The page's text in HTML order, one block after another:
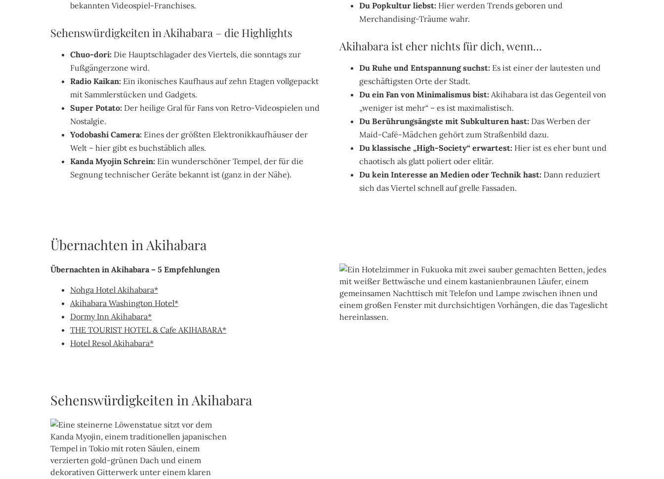
bekannten Videospiel-Franchises.
Sehenswürdigkeiten in Akihabara – die Highlights
Chuo-dori: Die Hauptschlagader des Viertels, die sonntags zur
Fußgängerzone wird.
Radio Kaikan: Ein ikonisches Kaufhaus auf zehn Etagen vollgepackt
mit Sammlerstücken und Gadgets.
Super Potato: Der heilige Gral für Fans von Retro-Videospielen und
Nostalgie.
Yodobashi Camera: Eines der größten Elektronikkaufhäuser der
Welt – hier gibt es buchstäblich alles.
Kanda Myojin Schrein: Ein wunderschöner Tempel, der für die
Segnung technischer Geräte bekannt ist (ganz in der Nähe).
Du Popkultur liebst: Hier werden Trends geboren und
Merchandising-Träume wahr.
Akihabara ist eher nichts für dich, wenn…
Du Ruhe und Entspannung suchst: Es ist einer der lautesten und
geschäftigsten Orte der Stadt.
Du ein Fan von Minimalismus bist: Akihabara ist das Gegenteil von
„weniger ist mehr“ – es ist maximalistisch.
Du Berührungsängste mit Subkulturen hast: Das Werben der
Maid-Café-Mädchen gehört zum Straßenbild dazu.
Du klassische „High-Society“ erwartest: Hier ist es eher bunt und
chaotisch als glatt poliert oder elitär.
Du kein Interesse an Medien oder Technik hast: Dann reduziert
sich das Viertel schnell auf grelle Fassaden.
Übernachten in Akihabara
Übernachten in Akihabara – 5 Empfehlungen
Nohga Hotel Akihabara*
Akihabara Washington Hotel*
Dormy Inn Akihabara*
THE TOURIST HOTEL & Cafe AKIHABARA*
Hotel Resol Akihabara*
Sehenswürdigkeiten in Akihabara